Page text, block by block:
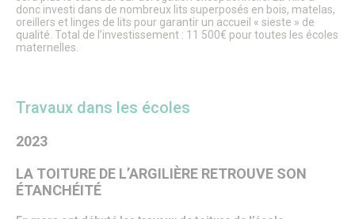
Le Frelon asiatique
Propreté, Eau & Assainissement
Gestion de l’Eau
Senlis Ville Propre
Graffitis
Les marchés alimentaires
Le parc du Château Royal
Le jardin du Bastion de la porte de Meaux
Le parc écologique
donc investi dans de nombreux lits superposés en bois, matelas,
oreillers et linges de lits pour garantir un accueil « sieste » de
qualité. Total de l’investissement : 11 500€ pour toutes les écoles
maternelles.
Travaux dans les écoles
2023
LA TOITURE DE L’ARGILIÈRE RETROUVE SON
ÉTANCHÉITÉ